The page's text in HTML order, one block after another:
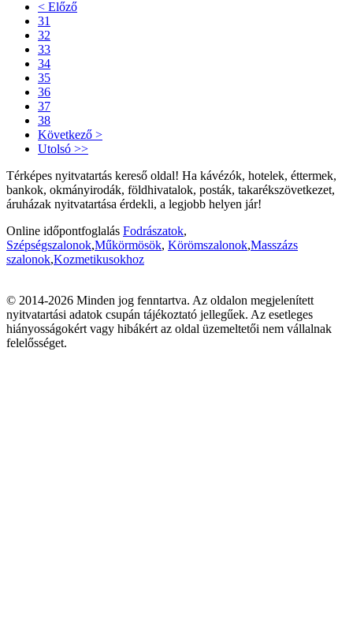
< Előző
31
32
33
34
35
36
37
38
Következő >
Utolsó >>
Térképes nyitvatartás kereső oldal! Ha kávézók, hotelek, éttermek,
bankok, okmányirodák, földhivatalok, posták, takarékszövetkezet,
áruházak nyitvatartása érdekli, a legjobb helyen jár!
Online időpontfoglalás Fodrászatok,
Szépségszalonok,Műkörmösök, Körömszalonok,Masszázs
szalonok,Kozmetikusokhoz
© 2014-2026 Minden jog fenntartva. Az oldalon megjelenített
nyitvatartási adatok csupán tájékoztató jellegűek. Az esetleges
hiányosságokért vagy hibákért az oldal üzemeltetői nem vállalnak
felelősséget.